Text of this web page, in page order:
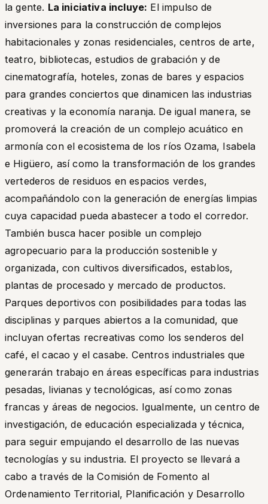
la gente. La iniciativa incluye: El impulso de
inversiones para la construcción de complejos
habitacionales y zonas residenciales, centros de arte,
teatro, bibliotecas, estudios de grabación y de
cinematografía, hoteles, zonas de bares y espacios
para grandes conciertos que dinamicen las industrias
creativas y la economía naranja. De igual manera, se
promoverá la creación de un complejo acuático en
armonía con el ecosistema de los ríos Ozama, Isabela
e Higüero, así como la transformación de los grandes
vertederos de residuos en espacios verdes,
acompañándolo con la generación de energías limpias
cuya capacidad pueda abastecer a todo el corredor.
También busca hacer posible un complejo
agropecuario para la producción sostenible y
organizada, con cultivos diversificados, establos,
plantas de procesado y mercado de productos.
Parques deportivos con posibilidades para todas las
disciplinas y parques abiertos a la comunidad, que
incluyan ofertas recreativas como los senderos del
café, el cacao y el casabe. Centros industriales que
generarán trabajo en áreas específicas para industrias
pesadas, livianas y tecnológicas, así como zonas
francas y áreas de negocios. Igualmente, un centro de
investigación, de educación especializada y técnica,
para seguir empujando el desarrollo de las nuevas
tecnologías y su industria. El proyecto se llevará a
cabo a través de la Comisión de Fomento al
Ordenamiento Territorial, Planificación y Desarrollo